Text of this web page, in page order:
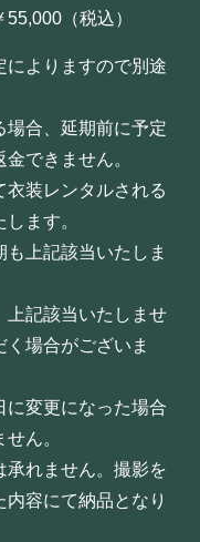
（税込）
よりますので別途
合、延期前に予定
できません。
装レンタルされる
ます。
上記該当いたしま
記該当いたしませ
場合がございま
変更になった場合
ん。
れません。撮影を
容にて納品となり